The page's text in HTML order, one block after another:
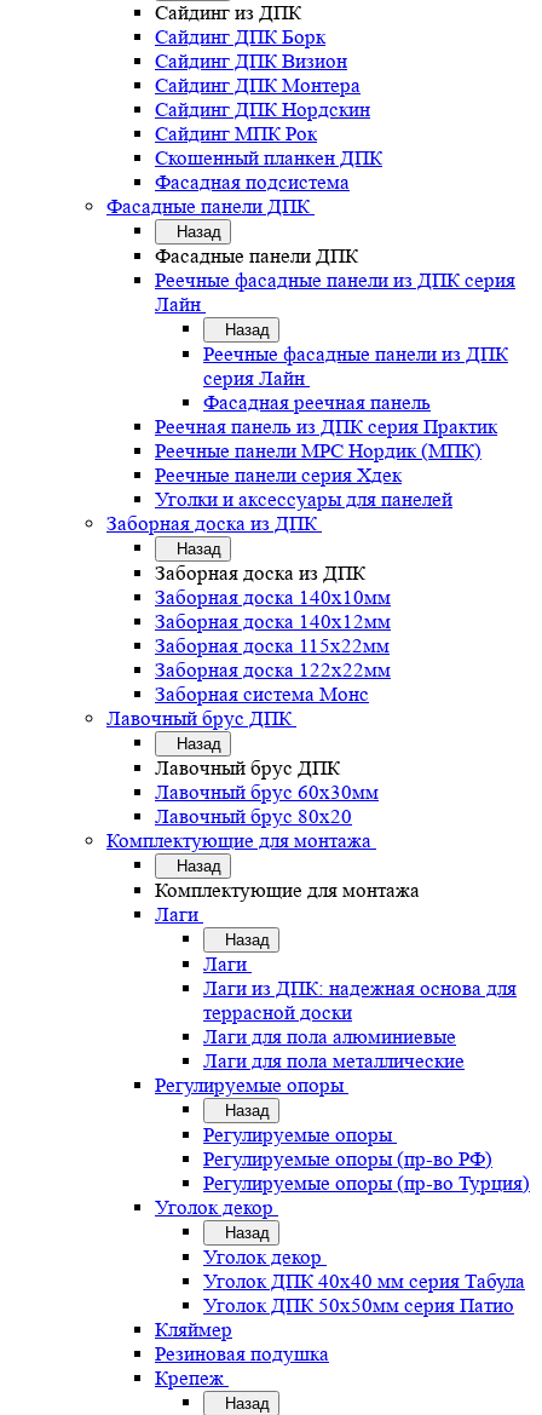
Сайдинг из ДПК
Сайдинг ДПК Борк
Сайдинг ДПК Визион
Сайдинг ДПК Монтера
Сайдинг ДПК Нордскин
Сайдинг МПК Рок
Скошенный планкен ДПК
Фасадная подсистема
Фасадные панели ДПК
Назад
Фасадные панели ДПК
Реечные фасадные панели из ДПК серия
Лайн
Назад
Реечные фасадные панели из ДПК
серия Лайн
Фасадная реечная панель
Реечная панель из ДПК серия Практик
Реечные панели MPC Нордик (МПК)
Реечные панели серия Хдек
Уголки и аксессуары для панелей
Заборная доска из ДПК
Назад
Заборная доска из ДПК
Заборная доска 140х10мм
Заборная доска 140х12мм
Заборная доска 115х22мм
Заборная доска 122х22мм
Заборная система Монс
Лавочный брус ДПК
Назад
Лавочный брус ДПК
Лавочный брус 60х30мм
Лавочный брус 80х20
Комплектующие для монтажа
Назад
Комплектующие для монтажа
Лаги
Назад
Лаги
Лаги из ДПК: надежная основа для
террасной доски
Лаги для пола алюминиевые
Лаги для пола металлические
Регулируемые опоры
Назад
Регулируемые опоры
Регулируемые опоры (пр-во РФ)
Регулируемые опоры (пр-во Турция)
Уголок декор
Назад
Уголок декор
Уголок ДПК 40х40 мм серия Табула
Уголок ДПК 50х50мм серия Патио
Кляймер
Резиновая подушка
Крепеж
Назад